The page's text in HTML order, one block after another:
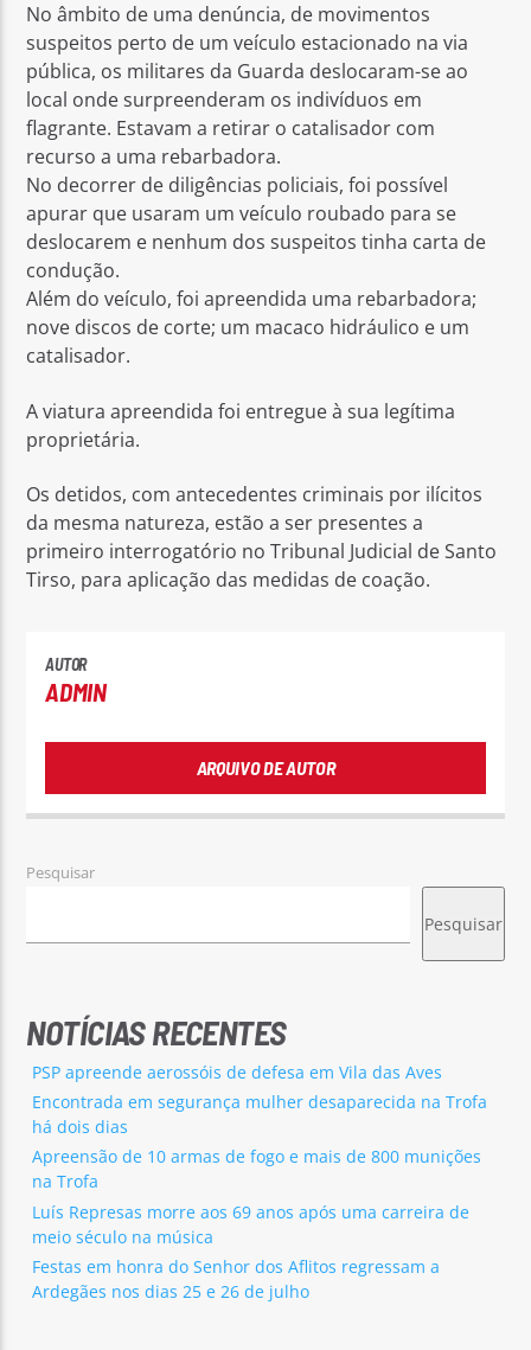
Rádio No ar
No âmbito de uma denúncia, de movimentos
suspeitos perto de um veículo estacionado na via
pública, os militares da Guarda deslocaram-se ao
local onde surpreenderam os indivíduos em
flagrante. Estavam a retirar o catalisador com
recurso a uma rebarbadora.
No decorrer de diligências policiais, foi possível
apurar que usaram um veículo roubado para se
deslocarem e nenhum dos suspeitos tinha carta de
condução.
Além do veículo, foi apreendida uma rebarbadora;
nove discos de corte; um macaco hidráulico e um
catalisador.
A viatura apreendida foi entregue à sua legítima
proprietária.
Os detidos, com antecedentes criminais por ilícitos
da mesma natureza, estão a ser presentes a
primeiro interrogatório no Tribunal Judicial de Santo
Tirso, para aplicação das medidas de coação.
AUTOR
ADMIN
ARQUIVO DE AUTOR
Pesquisar
Pesquisar
NOTÍCIAS RECENTES
PSP apreende aerossóis de defesa em Vila das Aves
Encontrada em segurança mulher desaparecida na Trofa
há dois dias
Apreensão de 10 armas de fogo e mais de 800 munições
na Trofa
Luís Represas morre aos 69 anos após uma carreira de
meio século na música
Festas em honra do Senhor dos Aflitos regressam a
Ardegães nos dias 25 e 26 de julho